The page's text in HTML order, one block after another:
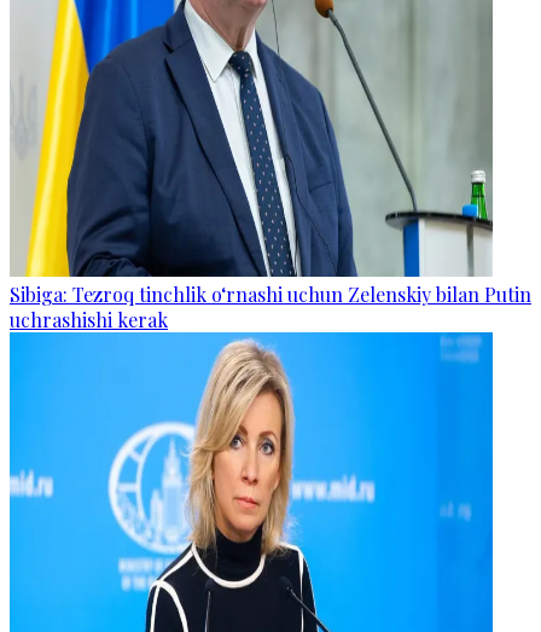
Sibiga: Tezroq tinchlik o‘rnashi uchun Zelenskiy bilan Putin
uchrashishi kerak